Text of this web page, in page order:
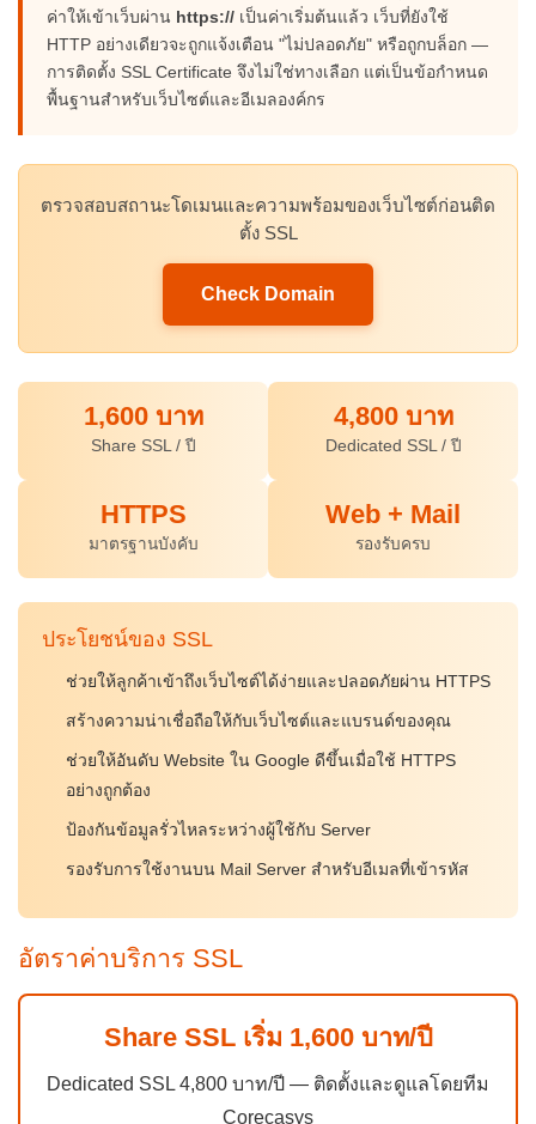
ค่าให้เข้าเว็บผ่าน https:// เป็นค่าเริ่มต้นแล้ว เว็บที่ยังใช้
HTTP อย่างเดียวจะถูกแจ้งเตือน "ไม่ปลอดภัย" หรือถูกบล็อก —
การติดตั้ง SSL Certificate จึงไม่ใช่ทางเลือก แต่เป็นข้อกำหนด
พื้นฐานสำหรับเว็บไซต์และอีเมลองค์กร
ตรวจสอบสถานะโดเมนและความพร้อมของเว็บไซต์ก่อนติด
ตั้ง SSL
Check Domain
1,600 บาท
Share SSL / ปี
4,800 บาท
Dedicated SSL / ปี
HTTPS
มาตรฐานบังคับ
Web + Mail
รองรับครบ
ประโยชน์ของ SSL
ช่วยให้ลูกค้าเข้าถึงเว็บไซต์ได้ง่ายและปลอดภัยผ่าน HTTPS
สร้างความน่าเชื่อถือให้กับเว็บไซต์และแบรนด์ของคุณ
ช่วยให้อันดับ Website ใน Google ดีขึ้นเมื่อใช้ HTTPS
อย่างถูกต้อง
ป้องกันข้อมูลรั่วไหลระหว่างผู้ใช้กับ Server
รองรับการใช้งานบน Mail Server สำหรับอีเมลที่เข้ารหัส
อัตราค่าบริการ SSL
Share SSL เริ่ม 1,600 บาท/ปี
Dedicated SSL 4,800 บาท/ปี — ติดตั้งและดูแลโดยทีม
Corecasys